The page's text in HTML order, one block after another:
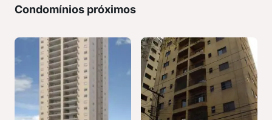
Condomínios próximos